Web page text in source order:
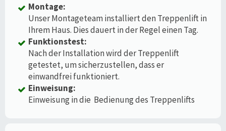
Montage:
Unser Montageteam installiert den Treppenlift in
Ihrem Haus. Dies dauert in der Regel einen Tag.
Funktionstest:
Nach der Installation wird der Treppenlift
getestet, um sicherzustellen, dass er
einwandfrei funktioniert.
Einweisung:
Einweisung in die Bedienung des Treppenlifts